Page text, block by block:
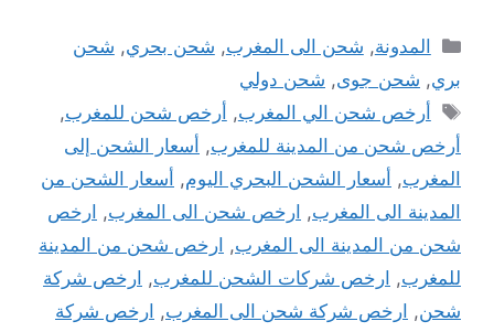
التصنيفات
المدونة, شحن الى المغرب, شحن بحري, شحن
بري, شحن جوى, شحن دولي
الوسوم
أرخص شحن الي المغرب, أرخص شحن للمغرب,
أرخص شحن من المدينة للمغرب, أسعار الشحن إلى
المغرب, أسعار الشحن البحري اليوم, أسعار الشحن من
المدينة الى المغرب, ارخص شحن الى المغرب, ارخص
شحن من المدينة الى المغرب, ارخص شحن من المدينة
للمغرب, ارخص شركات الشحن للمغرب, ارخص شركة
شحن, ارخص شركة شحن الى المغرب, ارخص شركة